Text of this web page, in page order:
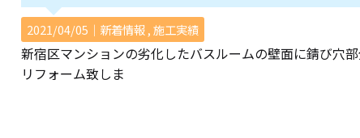
2021/04/05｜ 新着情報 施工実績
新宿区マンションの劣化したバスルームの壁面に錆び穴
リフォーム致しま